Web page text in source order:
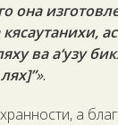
она
ва а‘узу
».
а